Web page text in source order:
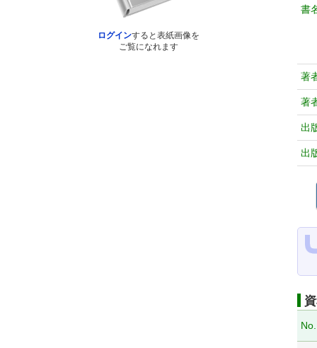
ログインすると表紙画像を
ご覧になれます
書
著
著
出
出
No.